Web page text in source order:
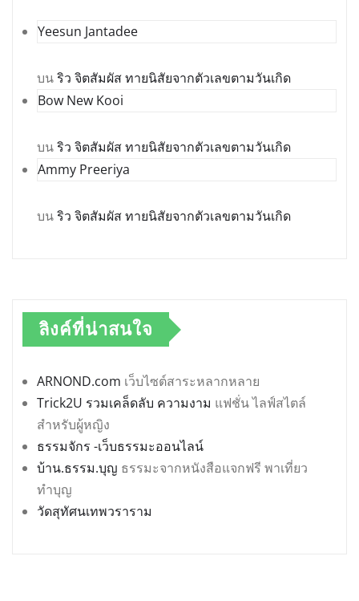
Yeesun Jantadee
บนริว จิตสัมผัส ทายนิสัยจากตัวเลขตามวันเกิด
Bow New Kooi
บนริว จิตสัมผัส ทายนิสัยจากตัวเลขตามวันเกิด
Ammy Preeriya
บนริว จิตสัมผัส ทายนิสัยจากตัวเลขตามวันเกิด
ลิงค์ที่น่าสนใจ
ARNOND.com เว็บไซต์สาระหลากหลาย
Trick2U รวมเคล็ดลับ ความงาม แฟชั่น ไลฟ์สไตล์
สำหรับผู้หญิง
ธรรมจักร -เว็บธรรมะออนไลน์
บ้าน.ธรรม.บุญ ธรรมะจากหนังสือแจกฟรี พาเที่ยว
ทำบุญ
วัดสุทัศนเทพวราราม